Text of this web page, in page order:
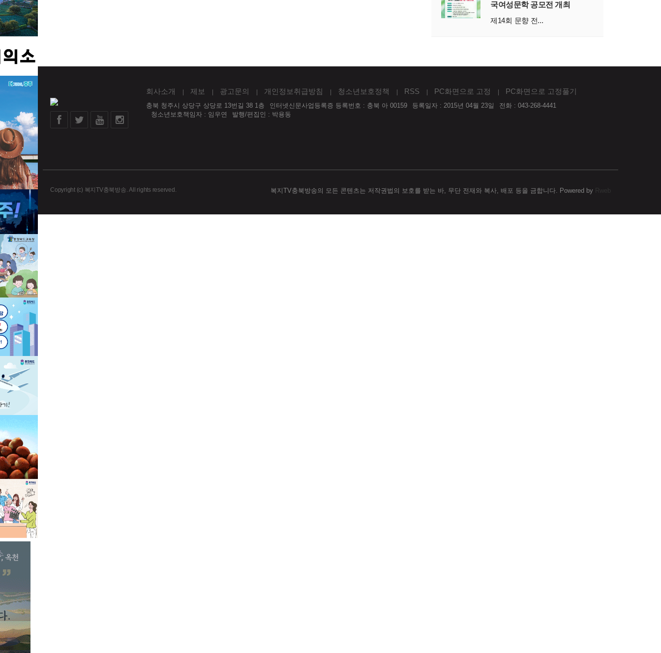
국여성문학 공모전 개최
제14회 문향 전...
회사소개 제보 광고문의 개인정보취급방침 청소년보호정책 RSS PC화면으로 고정 PC화면으로 고정풀기
충북 청주시 상당구 상당로 13번길 38 1층 인터넷신문사업등록증 등록번호 : 충북 아 00159 등록일자 : 2015년 04월 23일
전화 : 043-268-4441
청소년보호책임자 : 임우연
발행/편집인 : 박용동
Copyright (c) 복지TV충북방송. All rights reserved. 복지TV충북방송의 모든 콘텐츠는 저작권법의 보호를 받는 바, 무단 전재와 복사, 배포 등을 금합니다. Powered by Rweb